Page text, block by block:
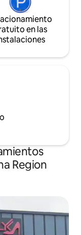
en las
Region